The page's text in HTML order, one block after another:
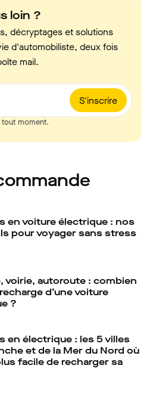
loin ?
décryptages et solutions
d'automobiliste, deux fois
mail.
S'inscrire
moment.
en voiture électrique : nos
pour voyager sans stress
voirie, autoroute : combien
d’une voiture
?
en électrique : les 5 villes
et de la Mer du Nord où
facile de recharger sa